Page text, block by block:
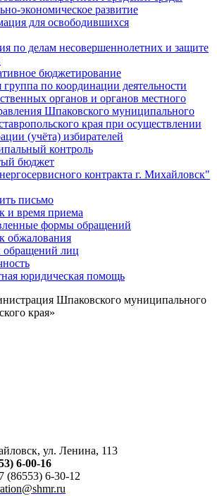
экономическое развитие
для освободившихся
по делам несовершеннолетних и защите
бюджетирование
группа по координации деятельности
органов и органов местного
Шпаковского муниципального
края при осуществлении
(учёта) избирателей
контроль
бюджет
контракта г. Михайловск"
письмо
и время приема
формы обращений
обжалования
лиц
юридическая помощь
Шпаковского муниципального
края»
ул. Ленина, 113
6-00-16
(86553) 6-30-12